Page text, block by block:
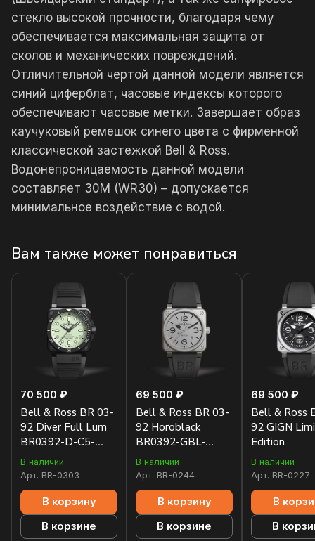
стекло высокой прочности, благодаря чему
обеспечивается максимальная защита от
сколов и механических повреждений.
Отличительной чертой данной модели является
синий циферблат, часовые индексы которого
обеспечивают часовые метки. Завершает образ
каучуковый ремешок синего цвета с фирменной
классической застежкой Bell & Ross.
Водонепроницаемость данной модели
составляет 30М (WR30) – допускается
минимальное воздействие с водой.
Вам также может понравиться
70 500 ₽
Bell & Ross BR 03-
92 Diver Full Lum
BR0392-D-C5-
CE/SRB
В наличии
Арт. BR-0303
В корзину
В корзине
69 500 ₽
Bell & Ross BR 03-
92 Horoblack
BR0392-GBL-
ST/SRB
В наличии
Арт. BR-0244
В корзину
В корзине
69 500 ₽
Bell & Ross
92 GIGN
Edition
В наличии
Арт. BR-0227
В
В